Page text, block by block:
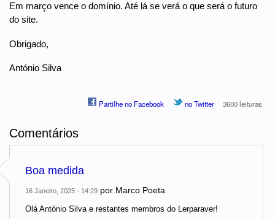
Em março vence o domínio. Até lá se verá o que será o futuro
do site.
Obrigado,
António Silva
Partilhe no Facebook no Twitter 3600 leituras
Comentários
Boa medida
16 Janeiro, 2025 - 14:29 por Marco Poeta
Olá António Silva e restantes membros do Lerparaver!